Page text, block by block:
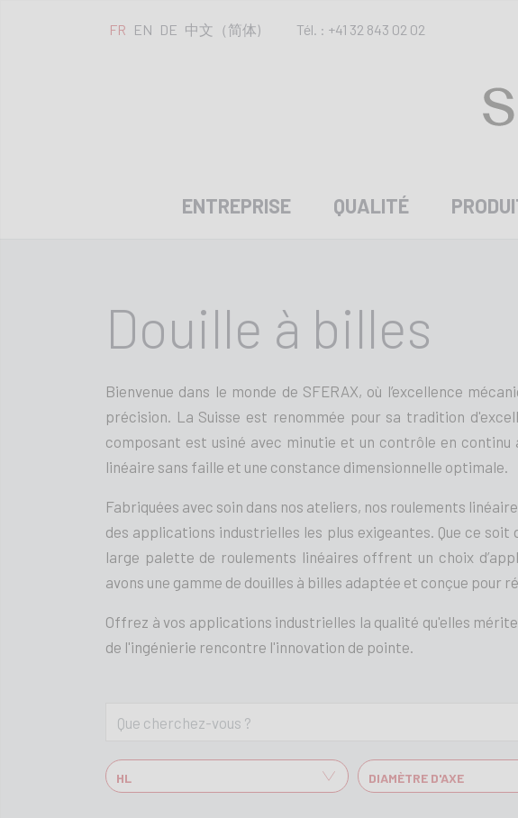
FR EN DE 中文（简体) Tél. : +41 32 843 02 02
ENTREPRISE QUALITÉ
Douille à billes
Bienvenue dans le monde de SFERAX, où l’excellence
précision. La Suisse est renommée pour sa tradition
composant est usiné avec minutie et un contrôle en
linéaire sans faille et une constance dimensionnelle optimale.
Fabriquées avec soin dans nos ateliers, nos roulements
des applications industrielles les plus exigeantes. Que ce
large palette de roulements linéaires offrent un choix
avons une gamme de douilles à billes adaptée et conçue pour
Offrez à vos applications industrielles la qualité qu'elles
de l'ingénierie rencontre l'innovation de pointe.